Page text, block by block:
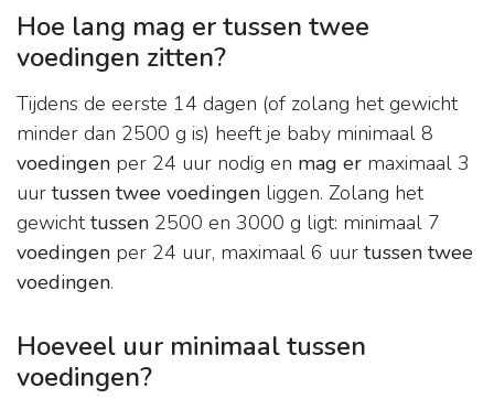
Hoe lang mag er tussen twee
voedingen zitten?
Tijdens de eerste 14 dagen (of zolang het gewicht
minder dan 2500 g is) heeft je baby minimaal 8
voedingen per 24 uur nodig en mag er maximaal 3
uur tussen twee voedingen liggen. Zolang het
gewichttussen 2500 en 3000 g ligt: minimaal 7
voedingen per 24 uur, maximaal 6 uur tussen twee
voedingen.
Hoeveel uur minimaal tussen
voedingen?